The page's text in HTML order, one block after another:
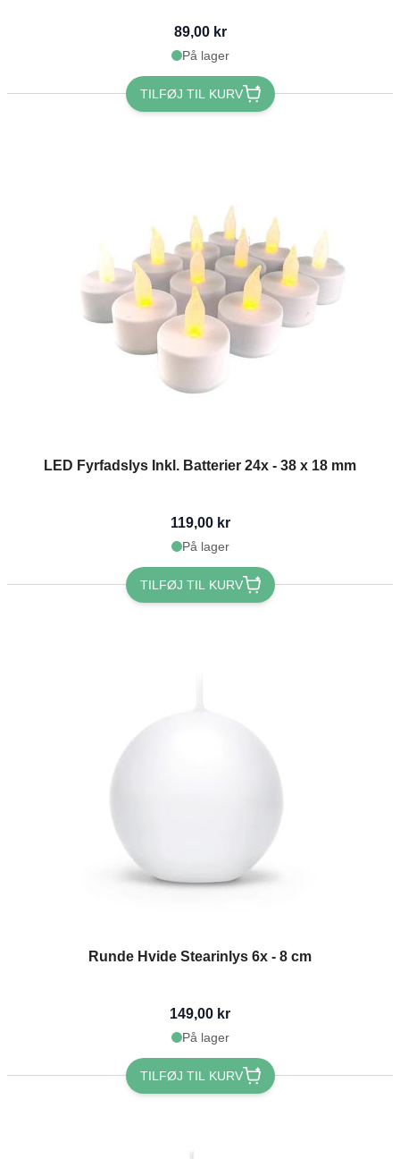
89,00 kr
På lager
TILFØJ TIL KURV
LED Fyrfadslys Inkl. Batterier 24x - 38 x 18 mm
119,00 kr
På lager
TILFØJ TIL KURV
Runde Hvide Stearinlys 6x - 8 cm
149,00 kr
På lager
TILFØJ TIL KURV